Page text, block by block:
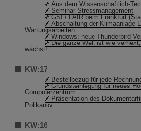
Aus dem Wissenschaftlich-
Seminar Stressmanagement
GSI / FAIR beim Frankfurt
Abschaltung der Klimaanlage
Wartungsarbeiten
Windows: neue Thunderbird-
Die ganze Welt ist wie
wächst!
KW:17
Bestellbezug für jede
Grundsteinlegung für neues
Computerzentrum
Präsentation des
Polikanov
KW:16